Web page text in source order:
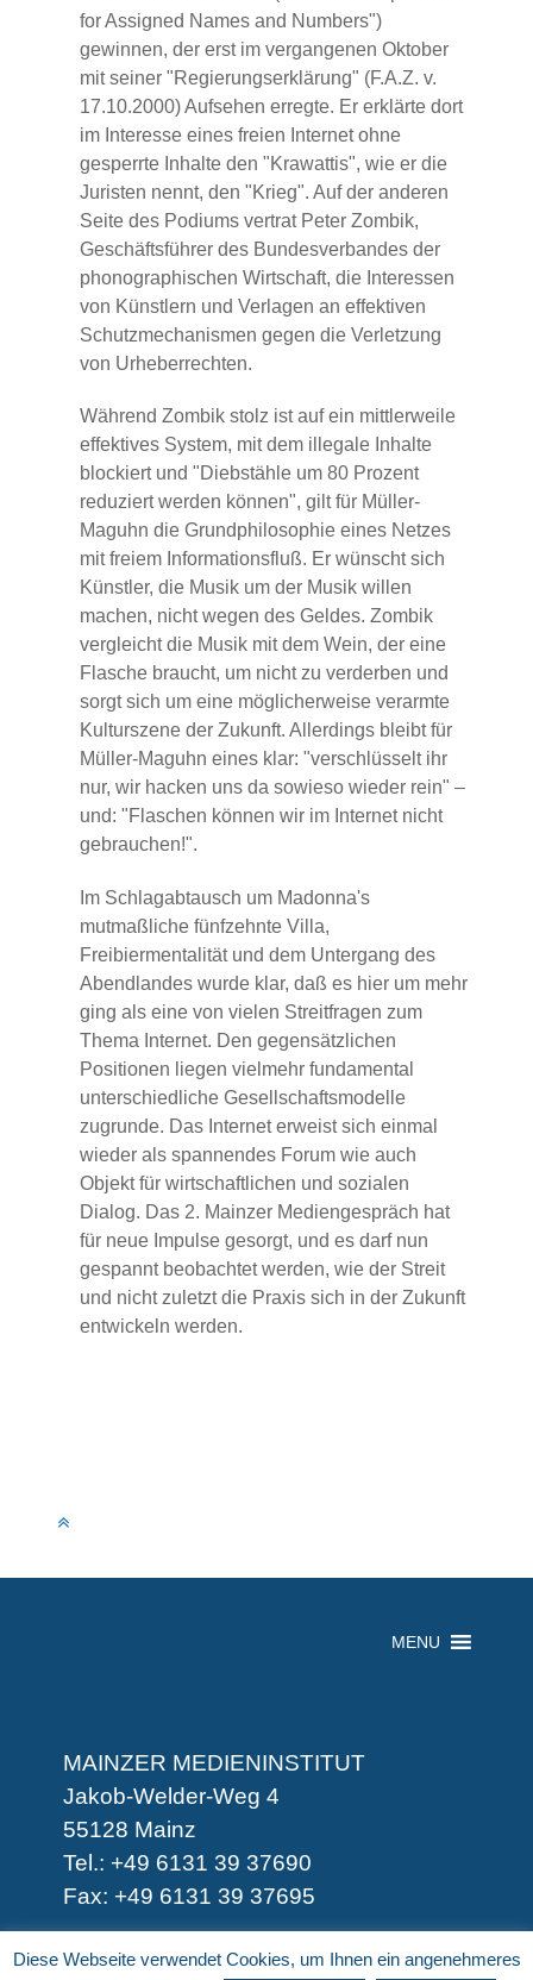
for Assigned Names and Numbers")
gewinnen, der erst im vergangenen Oktober
mit seiner "Regierungserklärung" (F.A.Z. v.
17.10.2000) Aufsehen erregte. Er erklärte dort
im Interesse eines freien Internet ohne
gesperrte Inhalte den "Krawattis", wie er die
Juristen nennt, den "Krieg". Auf der anderen
Seite des Podiums vertrat Peter Zombik,
Geschäftsführer des Bundesverbandes der
phonographischen Wirtschaft, die Interessen
von Künstlern und Verlagen an effektiven
Schutzmechanismen gegen die Verletzung
von Urheberrechten.
Während Zombik stolz ist auf ein mittlerweile
effektives System, mit dem illegale Inhalte
blockiert und "Diebstähle um 80 Prozent
reduziert werden können", gilt für Müller-
Maguhn die Grundphilosophie eines Netzes
mit freiem Informationsfluß. Er wünscht sich
Künstler, die Musik um der Musik willen
machen, nicht wegen des Geldes. Zombik
vergleicht die Musik mit dem Wein, der eine
Flasche braucht, um nicht zu verderben und
sorgt sich um eine möglicherweise verarmte
Kulturszene der Zukunft. Allerdings bleibt für
Müller-Maguhn eines klar: "verschlüsselt ihr
nur, wir hacken uns da sowieso wieder rein" –
und: "Flaschen können wir im Internet nicht
gebrauchen!".
Im Schlagabtausch um Madonna's
mutmaßliche fünfzehnte Villa,
Freibiermentalität und dem Untergang des
Abendlandes wurde klar, daß es hier um mehr
ging als eine von vielen Streitfragen zum
Thema Internet. Den gegensätzlichen
Positionen liegen vielmehr fundamental
unterschiedliche Gesellschaftsmodelle
zugrunde. Das Internet erweist sich einmal
wieder als spannendes Forum wie auch
Objekt für wirtschaftlichen und sozialen
Dialog. Das 2. Mainzer Mediengespräch hat
für neue Impulse gesorgt, und es darf nun
gespannt beobachtet werden, wie der Streit
und nicht zuletzt die Praxis sich in der Zukunft
entwickeln werden.
MENU
MAINZER MEDIENINSTITUT
Jakob-Welder-Weg 4
55128 Mainz
Tel.: +49 6131 39 37690
Fax: +49 6131 39 37695
-
Diese Webseite verwendet Cookies, um Ihnen ein angenehmeres